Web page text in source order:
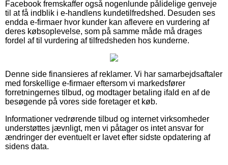
Facebook fremskaffer også nogenlunde pålidelige genveje
til at få indblik i e-handlens kundetilfredshed. Desuden ses
endda e-firmaer hvor kunder kan aflevere en vurdering af
deres købsoplevelse, som på samme måde må drages
fordel af til vurdering af tilfredsheden hos kunderne.
Denne side finansieres af reklamer. Vi har samarbejdsaftaler
med forskellige e-firmaer eftersom vi markedsfører
forretningernes tilbud, og modtager betaling ifald en af de
besøgende på vores side foretager et køb.
Informationer vedrørende tilbud og internet virksomheder
understøttes jævnligt, men vi påtager os intet ansvar for
ændringer der eventuelt er lavet efter sidste opdatering af
sidens data.